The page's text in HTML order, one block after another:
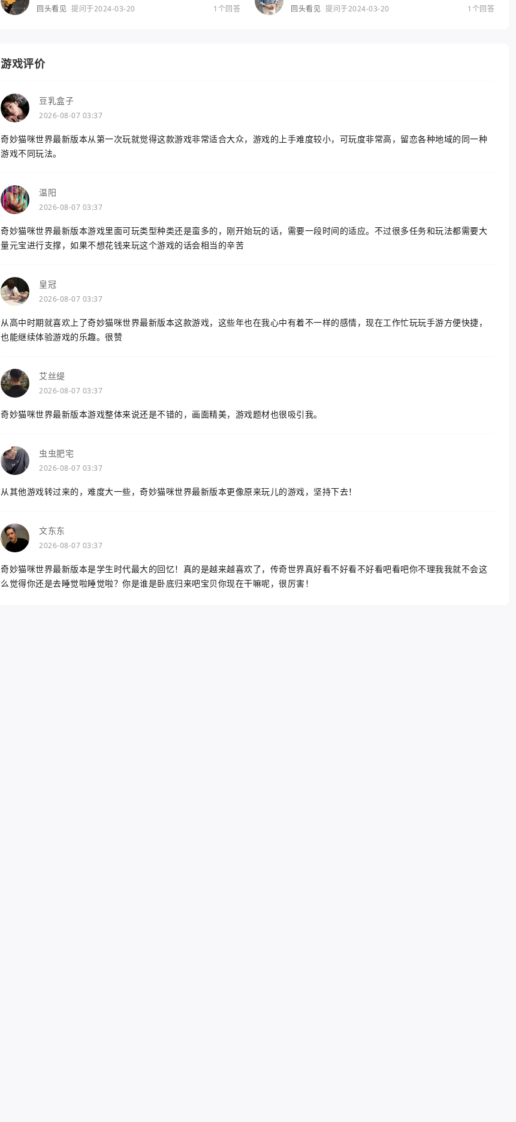
回头看见 提问于2024-03-20 1个回答 回头看见 提问于2024-03-20 1个回答
游戏评价
豆乳盒子
2026-08-07 03:37
奇妙猫咪世界最新版本从第一次玩就觉得这款游戏非常适合大众，游戏的上手难度较小，可玩度非常高，留恋各种地域的同一种
游戏不同玩法。
温阳
2026-08-07 03:37
奇妙猫咪世界最新版本游戏里面可玩类型种类还是蛮多的，刚开始玩的话，需要一段时间的适应。不过很多任务和玩法都需要大
量元宝进行支撑，如果不想花钱来玩这个游戏的话会相当的辛苦
皇冠
2026-08-07 03:37
从高中时期就喜欢上了奇妙猫咪世界最新版本这款游戏，这些年也在我心中有着不一样的感情，现在工作忙玩玩手游方便快捷，
也能继续体验游戏的乐趣。很赞
艾丝缇
2026-08-07 03:37
奇妙猫咪世界最新版本游戏整体来说还是不错的，画面精美，游戏题材也很吸引我。
虫虫肥宅
2026-08-07 03:37
从其他游戏转过来的，难度大一些，奇妙猫咪世界最新版本更像原来玩儿的游戏，坚持下去！
文东东
2026-08-07 03:37
奇妙猫咪世界最新版本是学生时代最大的回忆！真的是越来越喜欢了，传奇世界真好看不好看不好看吧看吧你不理我我就不会这
么觉得你还是去睡觉啦睡觉啦？你是谁是卧底归来吧宝贝你现在干嘛呢，很厉害！